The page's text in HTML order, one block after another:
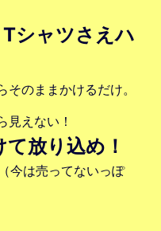
シャツさえハ
のままかけるだけ。
見えない！
放り込め！
今は売ってないっぽ